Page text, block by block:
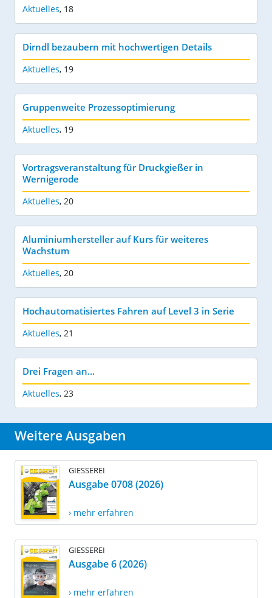
Aktuelles, 18
Dirndl bezaubern mit hochwertigen Details
Aktuelles, 19
Gruppenweite Prozessoptimierung
Aktuelles, 19
Vortragsveranstaltung für Druckgießer in
Wernigerode
Aktuelles, 20
Aluminiumhersteller auf Kurs für weiteres
Wachstum
Aktuelles, 20
Hochautomatisiertes Fahren auf Level 3 in Serie
Aktuelles, 21
Drei Fragen an...
Aktuelles, 23
Weitere Ausgaben
GIESSEREI
Ausgabe 0708 (2026)
› mehr erfahren
GIESSEREI
Ausgabe 6 (2026)
› mehr erfahren